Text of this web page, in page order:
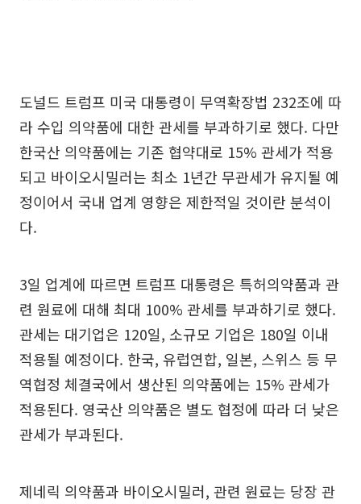
도널드 트럼프 미국 대통령이 무역확장법 232조에 따
라 수입 의약품에 대한 관세를 부과하기로 했다. 다만
한국산 의약품에는 기존 협약대로 15% 관세가 적용
되고 바이오시밀러는 최소 1년간 무관세가 유지될 예
정이어서 국내 업계 영향은 제한적일 것이란 분석이
다.
3일 업계에 따르면 트럼프 대통령은 특허의약품과 관
련 원료에 대해 최대 100% 관세를 부과하기로 했다.
관세는 대기업은 120일, 소규모 기업은 180일 이내
적용될 예정이다. 한국, 유럽연합, 일본, 스위스 등 무
역협정 체결국에서 생산된 의약품에는 15% 관세가
적용된다. 영국산 의약품은 별도 협정에 따라 더 낮은
관세가 부과된다.
제네릭 의약품과 바이오시밀러, 관련 원료는 당장 관